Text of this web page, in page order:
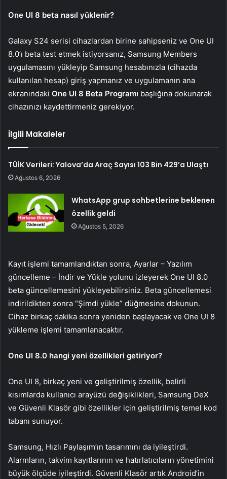
One UI 8 beta nasıl yüklenir?
Galaxy S24 serisi cihazlardan birine sahipseniz ve One UI
8.0’ı beta test etmek istiyorsanız, Samsung Members
uygulamasını yükleyip Samsung hesabınızla (cihazda
kullanılan hesap) giriş yapmanız ve uygulamanın ana
ekranındaki One UI 8 Beta Programı başlığına dokunarak
cihazınızı kaydettirmeniz gerekiyor.
İlgili Makaleler
TÜİK Verileri: Yalova’da Araç Sayısı 103 Bin 429’a Ulaştı
Ağustos 6, 2026
WhatsApp grup sohbetlerine beklenen
özellik geldi
Ağustos 5, 2026
Kayıt işlemi tamamlandıktan sonra, Ayarlar – Yazılım
güncelleme – İndir ve Yükle yolunu izleyerek One UI 8.0
beta güncellemesini yükleyebilirsiniz. Beta güncellemesi
indirildikten sonra “Şimdi yükle” düğmesine dokunun.
Cihaz birkaç dakika sonra yeniden başlayacak ve One UI 8
yükleme işlemi tamamlanacaktır.
One UI 8.0 hangi yeni özellikleri getiriyor?
One UI 8, birkaç yeni ve geliştirilmiş özellik, belirli
kısımlarda kullanıcı arayüzü değişiklikleri, Samsung DeX
ve Güvenli Klasör gibi özellikler için geliştirilmiş temel kod
tabanı sunuyor.
Samsung, Hızlı Paylaşım’ın tasarımını da iyileştirdi.
Alarmların, takvim kayıtlarının ve hatırlatıcıların yönetimini
büyük ölçüde iyileştirdi. Güvenli Klasör artık Android’in